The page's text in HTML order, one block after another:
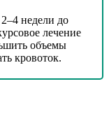
недели до
лечение
объемы
кровоток.